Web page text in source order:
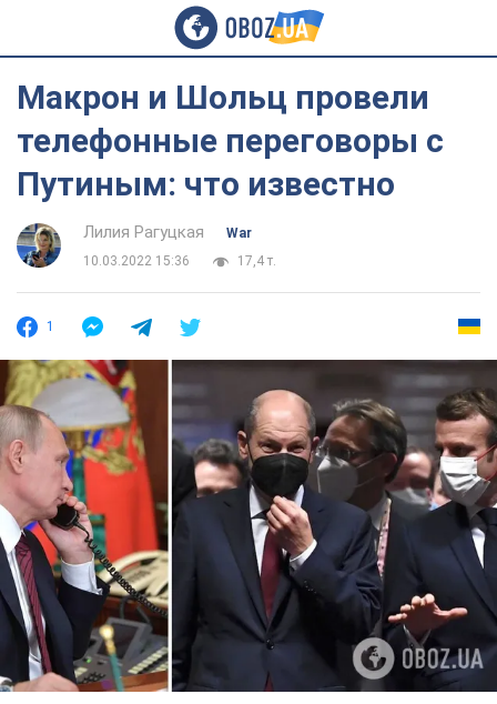
Макрон и Шольц провели
телефонные переговоры с
Путиным: что известно
Лилия Рагуцкая
War
10.03.2022 15:36
17,4 т.
1